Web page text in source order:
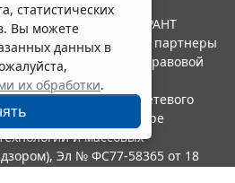
статистических
Вы можете
данных в
их обработки.
2026. Система ГАРАНТ
Компания "Гарант" и ее партнеры
ассоциации правовой
в качестве сетевого
по надзору в сфере
и массовых
Эл № ФС77-58365 от 18